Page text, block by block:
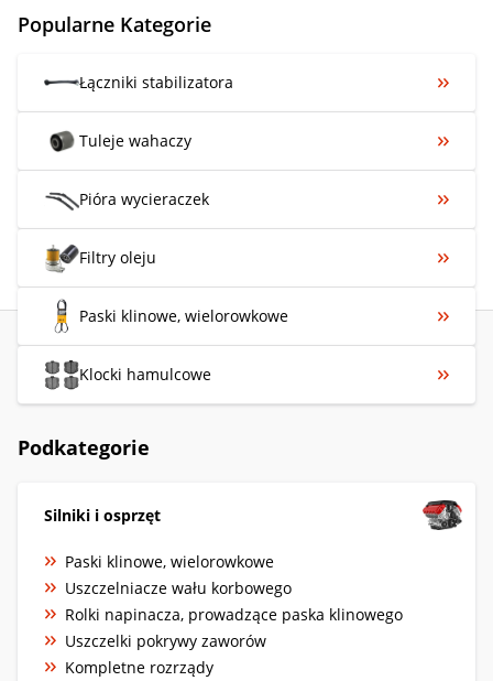
Popularne Kategorie
Łączniki stabilizatora
Tuleje wahaczy
Pióra wycieraczek
Filtry oleju
Paski klinowe, wielorowkowe
Klocki hamulcowe
Podkategorie
Silniki i osprzęt
Paski klinowe, wielorowkowe
Uszczelniacze wału korbowego
Rolki napinacza, prowadzące paska klinowego
Uszczelki pokrywy zaworów
Kompletne rozrządy